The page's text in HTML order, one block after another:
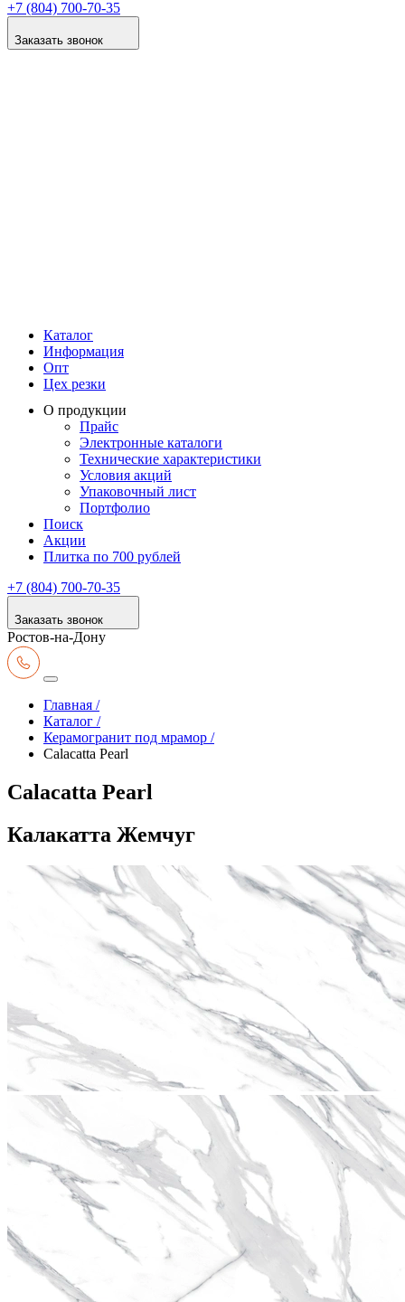
+7 (804) 700-70-35
Заказать звонок
Каталог
Информация
Опт
Цех резки
О продукции
Прайс
Электронные каталоги
Технические характеристики
Условия акций
Упаковочный лист
Портфолио
Поиск
Акции
Плитка по 700 рублей
+7 (804) 700-70-35
Заказать звонок
Ростов-на-Дону
Главная /
Каталог /
Керамогранит под мрамор /
Calacatta Pearl
Calacatta Pearl
Калакатта Жемчуг